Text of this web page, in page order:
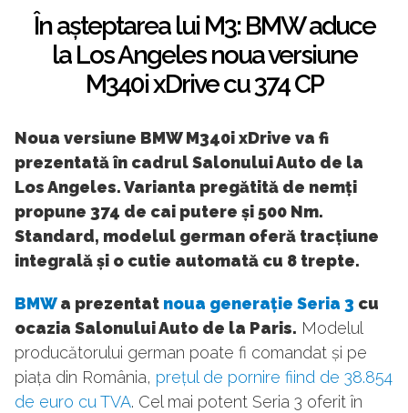
În așteptarea lui M3: BMW aduce
la Los Angeles noua versiune
M340i xDrive cu 374 CP
Noua versiune BMW M340i xDrive va fi
prezentată în cadrul Salonului Auto de la
Los Angeles. Varianta pregătită de nemți
propune 374 de cai putere și 500 Nm.
Standard, modelul german oferă tracțiune
integrală și o cutie automată cu 8 trepte.
BMWa prezentat noua generație Seria 3 cu
ocazia Salonului Auto de la Paris. Modelul
producătorului german poate fi comandat și pe
piața din România, prețul de pornire fiind de 38.854
de euro cu TVA. Cel mai potent Seria 3 oferit în